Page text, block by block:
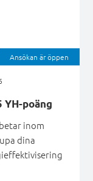
Ansökan är öppen
poäng
inom
dina